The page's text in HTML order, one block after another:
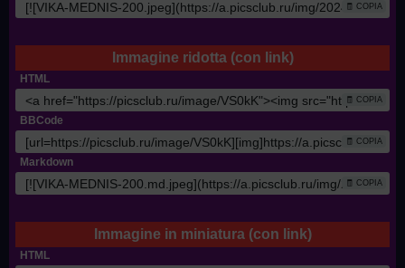
🧾 COPIA
Immagine ridotta (con link)
HTML
🧾 COPIA
BBCode
🧾 COPIA
Markdown
🧾 COPIA
Immagine in miniatura (con link)
HTML